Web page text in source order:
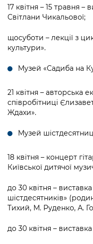
17 квітня – 15 травня –
Світлани Чикальової;
щосуботи – лекції з
культури».
Музей «Садиба на
21 квітня – авторська
співробітниці
Ждахи».
Музей
18 квітня – концерт
Київської дитячої
до 30 квітня –
шістдесятників»
Тихий, М. Руденко, А.
до 30 квітня –